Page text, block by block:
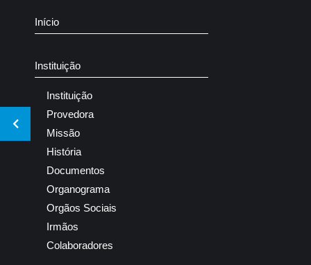
Início
Instituição
Instituição
Provedora
Missão
História
Documentos
Organograma
Orgãos Sociais
Irmãos
Colaboradores